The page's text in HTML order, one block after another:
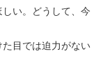
い。どうして、今
目では迫力がない